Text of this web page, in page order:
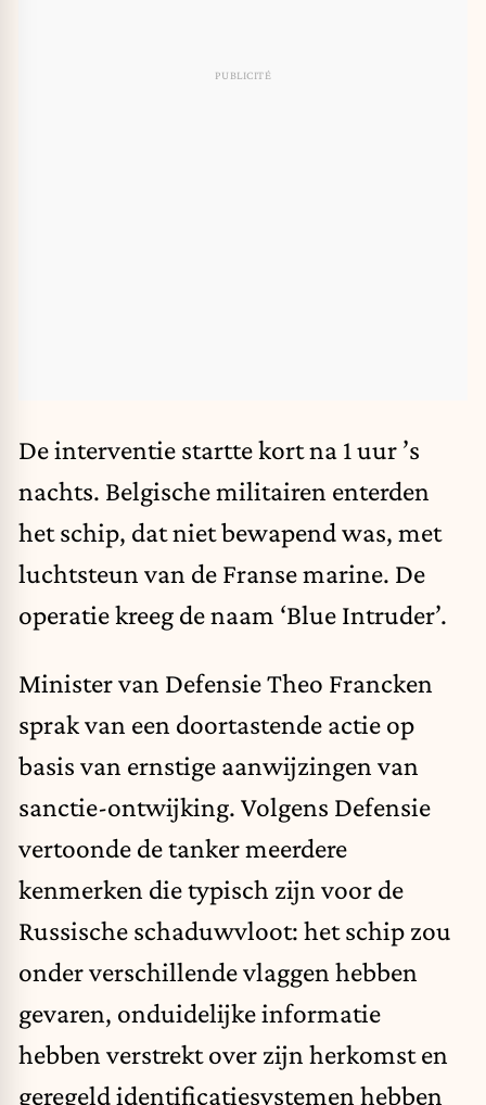
De interventie startte kort na 1 uur ’s
nachts. Belgische militairen enterden
het schip, dat niet bewapend was, met
luchtsteun van de Franse marine. De
operatie kreeg de naam ‘Blue Intruder’.
Minister van Defensie Theo Francken
sprak van een doortastende actie op
basis van ernstige aanwijzingen van
sanctie-ontwijking. Volgens Defensie
vertoonde de tanker meerdere
kenmerken die typisch zijn voor de
Russische schaduwvloot: het schip zou
onder verschillende vlaggen hebben
gevaren, onduidelijke informatie
hebben verstrekt over zijn herkomst en
geregeld identificatiesystemen hebben